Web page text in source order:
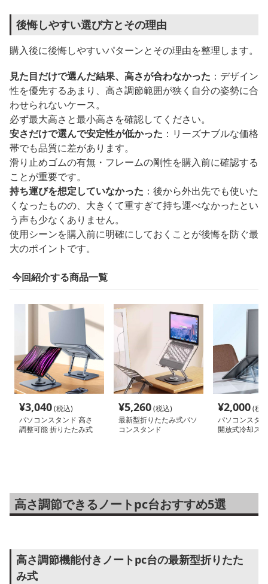
後悔しやすい選び方とその理由
購入後に後悔しやすいパターンとその理由を整理します。
見た目だけで選んだ結果、高さが合わなかった ：デザイン
性を優先するあまり、高さ調節範囲が狭く自分の姿勢に合
わせられないケース。
必ず最大高さと最小高さを確認してください。
安さだけで選んで安定性が低かった ：リーズナブルな価格
帯でも品質に差があります。
滑り止めゴムの有無・フレームの剛性を購入前に確認する
ことが重要です。
持ち運びを想定していなかった ：後から外出先でも使いた
くなったものの、大きくて重すぎて持ち運べなかったとい
う声も少なくありません。
使用シーンを購入前に明確にしておくことが後悔を防ぐ最
大のポイントです。
今回紹介する商品一覧
¥3,040(税込)
パソコンスタンド 高さ
調整可能 折りたたみ式
¥5,260(税込)
最新型折りたたみ式パソ
コンスタンド
¥2,000(税
パソコンスタ
開放式冷却ス
高さ調節できるノートpc台おすすめ5選
高さ調節機能付きノートpc台の最新型折りたた
み式